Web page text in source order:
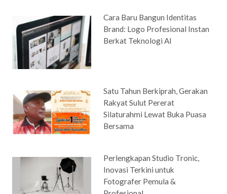
Cara Baru Bangun Identitas
Brand: Logo Profesional Instan
Berkat Teknologi AI
Satu Tahun Berkiprah, Gerakan
Rakyat Sulut Pererat
Silaturahmi Lewat Buka Puasa
Bersama
Perlengkapan Studio Tronic,
Inovasi Terkini untuk
Fotografer Pemula &